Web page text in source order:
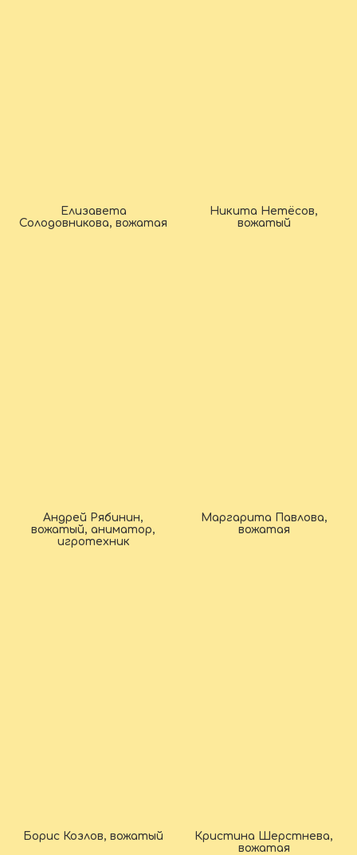
Елизавета
Солодовникова, вожатая
Никита Нетёсов,
вожатый
Андрей Рябинин,
вожатый, аниматор,
игротехник
Маргарита Павлова,
вожатая
Борис Козлов, вожатый
Кристина Шерстнева,
вожатая